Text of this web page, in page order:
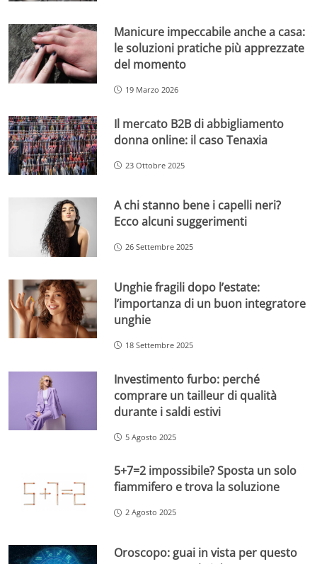
Manicure impeccabile anche a casa:
le soluzioni pratiche più apprezzate
del momento
19 Marzo 2026
Il mercato B2B di abbigliamento
donna online: il caso Tenaxia
23 Ottobre 2025
A chi stanno bene i capelli neri?
Ecco alcuni suggerimenti
26 Settembre 2025
Unghie fragili dopo l’estate:
l’importanza di un buon integratore
unghie
18 Settembre 2025
Investimento furbo: perché
comprare un tailleur di qualità
durante i saldi estivi
5 Agosto 2025
5+7=2 impossibile? Sposta un solo
fiammifero e trova la soluzione
2 Agosto 2025
Oroscopo: guai in vista per questo